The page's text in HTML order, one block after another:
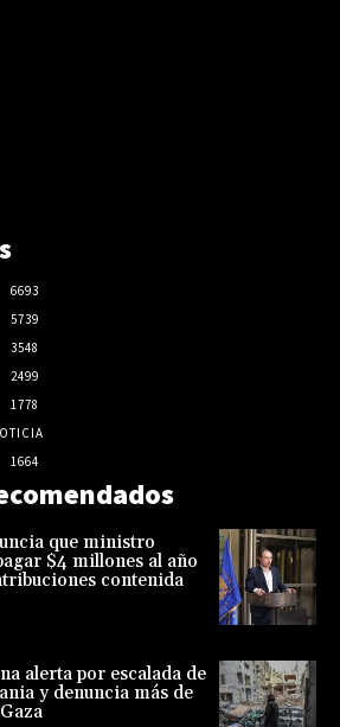
6693
5739
3548
2499
1778
1664
que ministro
$4 millones al año
contenida
alerta por escalada de
y denuncia más de